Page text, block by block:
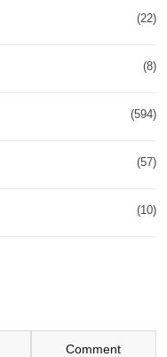
(22)
(8)
(594)
(57)
(10)
Comment